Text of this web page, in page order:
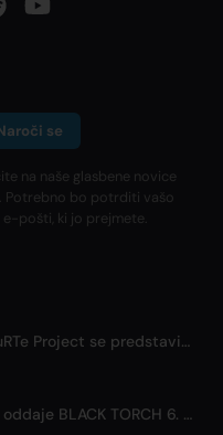
se
na naše glasbene novice
Potrebno bo potrditi vašo
pošti, ki jo prejmete.
Virtuolna idol skupina FouRTe Project se predstavi z albumom 'ALL IN', ki ga je producirala zvezda m-flo, ☆Taku Takahashi
Predogled in podrobnosti oddaje BLACK TORCH 6. epizode